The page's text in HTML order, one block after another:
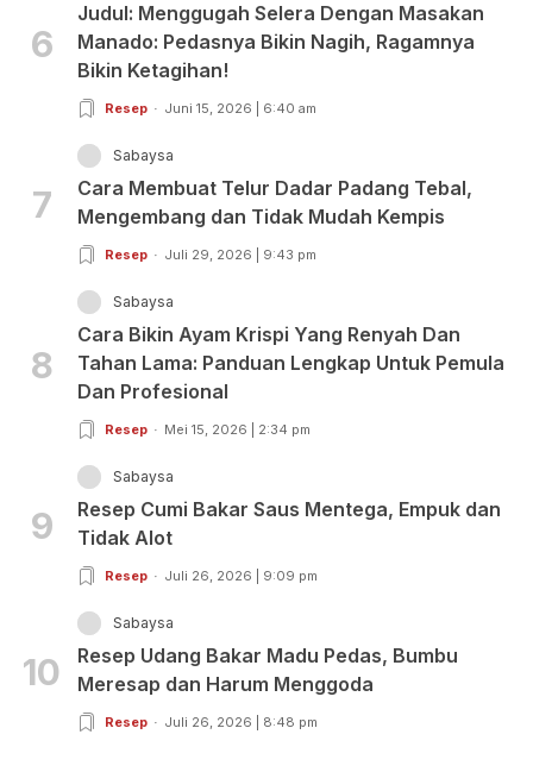
6
Judul: Menggugah Selera Dengan Masakan
Manado: Pedasnya Bikin Nagih, Ragamnya
Bikin Ketagihan!
Resep Juni 15, 2026 | 6:40 am
7
Sabaysa
Cara Membuat Telur Dadar Padang Tebal,
Mengembang dan Tidak Mudah Kempis
Resep Juli 29, 2026 | 9:43 pm
8
Sabaysa
Cara Bikin Ayam Krispi Yang Renyah Dan
Tahan Lama: Panduan Lengkap Untuk Pemula
Dan Profesional
Resep Mei 15, 2026 | 2:34 pm
9
Sabaysa
Resep Cumi Bakar Saus Mentega, Empuk dan
Tidak Alot
Resep Juli 26, 2026 | 9:09 pm
10
Sabaysa
Resep Udang Bakar Madu Pedas, Bumbu
Meresap dan Harum Menggoda
Resep Juli 26, 2026 | 8:48 pm